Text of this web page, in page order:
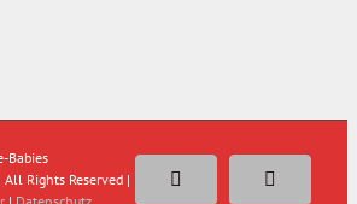
Babies
All Rights Reserved |
Facebook
E-